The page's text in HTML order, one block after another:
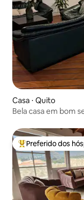
Casa ⋅ Quito
Bela casa em bom
Entre os melhores
Preferido dos